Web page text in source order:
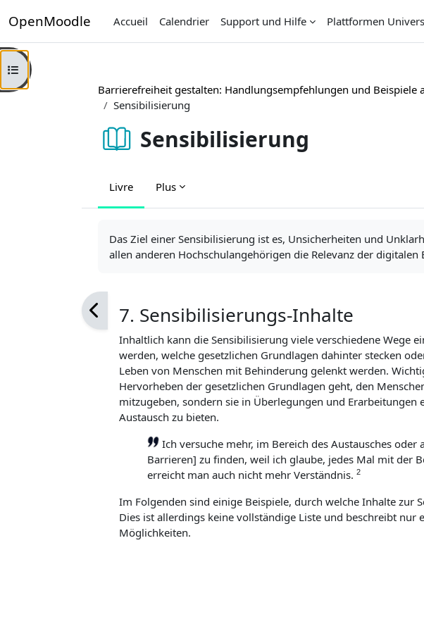
OpenMoodle Accueil Calendrier Support und Hilfe Plattformen
Ouvrir l’index du cours
Barrierefreiheit gestalten: Handlungsempfehlungen und Beispiele
Sensibilisierung
Sensibilisierung
Livre Plus
Das Ziel einer Sensibilisierung ist es, Unsicherheiten und
allen anderen Hochschulangehörigen die Relevanz der
7. Sensibilisierungs-Inhalte
Inhaltlich kann die Sensibilisierung viele verschiedene Wege
werden, welche gesetzlichen Grundlagen dahinter stecken
Leben von Menschen mit Behinderung gelenkt werden.
Hervorheben der gesetzlichen Grundlagen geht, den
mitzugeben, sondern sie in Überlegungen und Erarbeitungen
Austausch zu bieten.
Ich versuche mehr, im Bereich des Austausches
Barrieren] zu finden, weil ich glaube, jedes Mal mit der
erreicht man auch nicht mehr Verständnis. 2
Im Folgenden sind einige Beispiele, durch welche Inhalte zur
Dies ist allerdings keine vollständige Liste und beschreibt nur
Möglichkeiten.